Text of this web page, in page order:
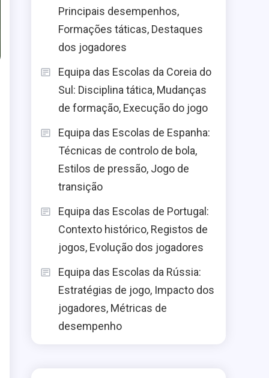
Principais desempenhos,
Formações táticas, Destaques
dos jogadores
Equipa das Escolas da Coreia do
Sul: Disciplina tática, Mudanças
de formação, Execução do jogo
Equipa das Escolas de Espanha:
Técnicas de controlo de bola,
Estilos de pressão, Jogo de
transição
Equipa das Escolas de Portugal:
Contexto histórico, Registos de
jogos, Evolução dos jogadores
Equipa das Escolas da Rússia:
Estratégias de jogo, Impacto dos
jogadores, Métricas de
desempenho